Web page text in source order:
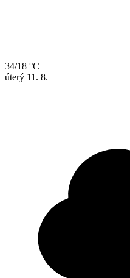
34/18 °C
úterý 11. 8.